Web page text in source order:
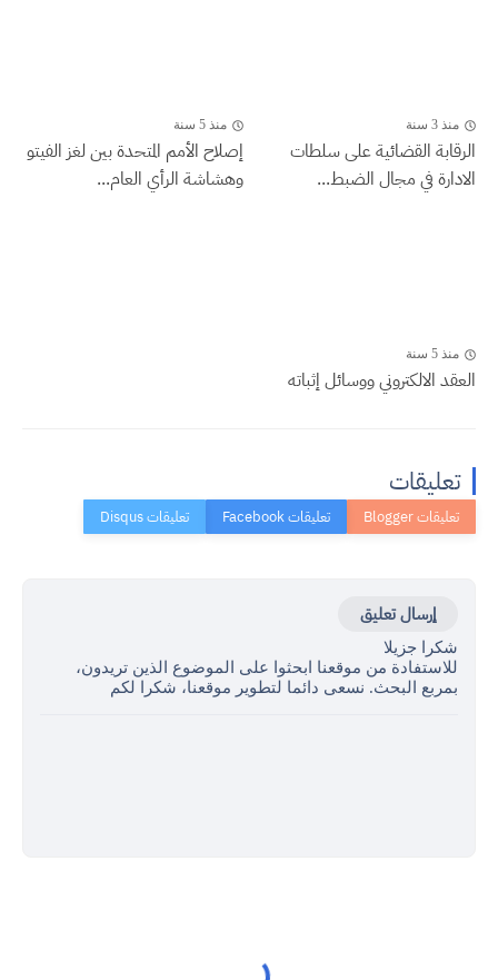
منذ 3 سنة
الرقابة القضائية على سلطات
الادارة في مجال الضبط...
منذ 5 سنة
إصلاح الأمم المتحدة بين لغز الفيتو
وهشاشة الرأي العام...
منذ 5 سنة
العقد الالكتروني ووسائل إثباته
تعليقات
إرسال تعليق
شكرا جزيلا
للاستفادة من موقعنا ابحثوا على الموضوع الذين تريدون،
بمربع البحث. نسعى دائما لتطوير موقعنا، شكرا لكم